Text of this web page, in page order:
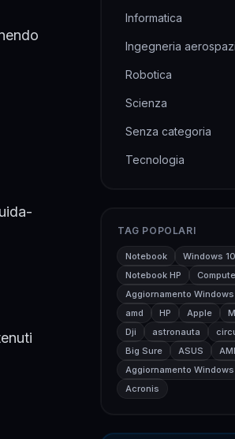
Informatica
Ingegneria
Robotica
Scienza
Senza categoria
Tecnologia
TAG POPOLARI
Notebook Windows 10
Notebook HP
Aggiornamento
amd
HP Apple
Dji
astronauta
Big Sure
ASUS
Aggiornamento Windows
Acronis